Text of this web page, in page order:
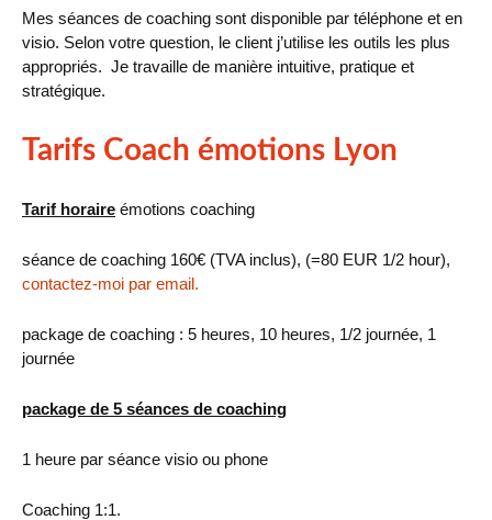
Mes séances de coaching sont disponible par téléphone et en
visio. Selon votre question, le client j’utilise les outils les plus
appropriés. Je travaille de manière intuitive, pratique et
stratégique.
Tarifs Coach émotions Lyon
Tarif horaire émotions coaching
séance de coaching 160€ (TVA inclus), (=80 EUR 1/2 hour),
contactez-moi par email.
package de coaching : 5 heures, 10 heures, 1/2 journée, 1
journée
package de 5 séances de coaching
1 heure par séance visio ou phone
Coaching 1:1.